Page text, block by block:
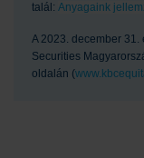
talál: Anyagaink
A 2023. december
Securities
oldalán (